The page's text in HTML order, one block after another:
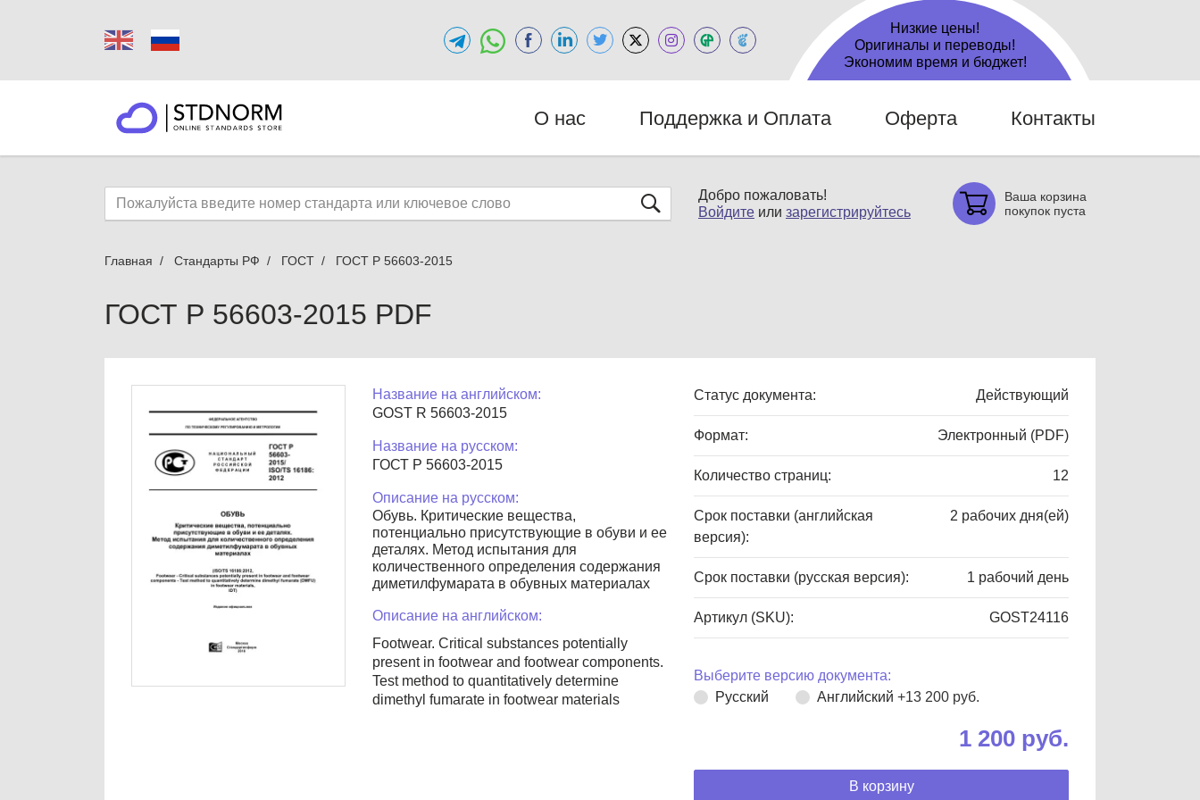
Низкие цены!
Оригиналы и переводы!
Экономим время и бюджет!
О нас Поддержка и Оплата Оферта Контакты
Добро пожаловать!
Войдите или зарегистрируйтесь
Ваша корзина
покупок пуста
Главная Стандарты РФ ГОСТ ГОСТ Р 56603-2015
ГОСТ Р 56603-2015 PDF
Название на английском:
GOST R 56603-2015
Название на русском:
ГОСТ Р 56603-2015
Описание на русском:
Обувь. Критические вещества,
потенциально присутствующие в обуви и ее
деталях. Метод испытания для
количественного определения содержания
диметилфумарата в обувных материалах
Описание на английском:
Footwear. Critical substances potentially
present in footwear and footwear components.
Test method to quantitatively determine
dimethyl fumarate in footwear materials
Статус документа: Действующий
Формат: Электронный (PDF)
Количество страниц: 12
Срок поставки (английская
версия):
2 рабочих дня(ей)
Срок поставки (русская версия): 1 рабочий день
Артикул (SKU): GOST24116
Выберите версию документа:
Русский
Английский +13 200 руб.
1 200 руб.
В корзину